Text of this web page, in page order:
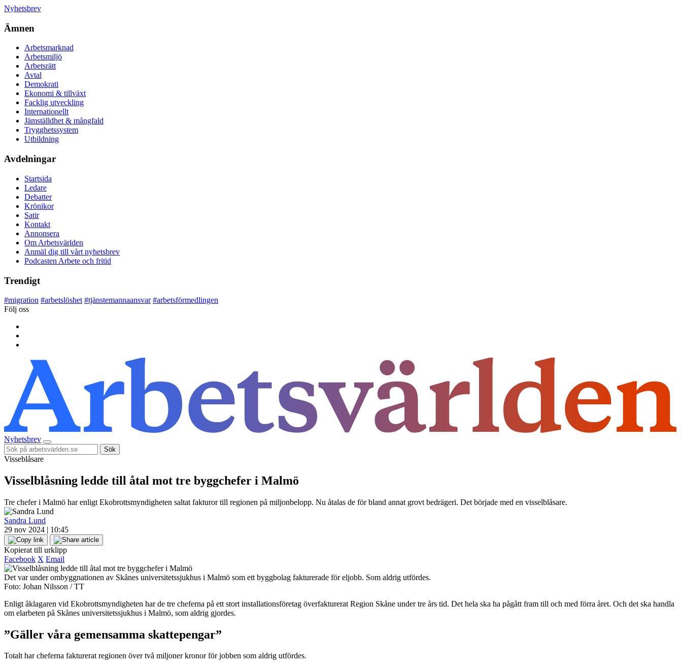
Nyhetsbrev
Ämnen
Arbetsmarknad
Arbetsmiljö
Arbetsrätt
Avtal
Demokrati
Ekonomi & tillväxt
Facklig utveckling
Internationellt
Jämställdhet & mångfald
Trygghetssystem
Utbildning
Avdelningar
Startsida
Ledare
Debatter
Krönikor
Satir
Kontakt
Annonsera
Om Arbetsvärlden
Anmäl dig till vårt nyhetsbrev
Podcasten Arbete och fritid
Trendigt
#migration #arbetslöshet #tjänstemannaansvar #arbetsförmedlingen
Följ oss
Nyhetsbrev
Sök
Visseblåsare
Visselblåsning ledde till åtal mot tre byggchefer i Malmö
Tre chefer i Malmö har enligt Ekobrottsmyndigheten saltat fakturor till regionen på miljonbelopp. Nu åtalas de för bland annat grovt bedrägeri. Det började med en visselblåsare.
Sandra Lund
29 nov 2024 | 10:45
Kopierat till urklipp
Facebook X Email
Det var under ombyggnationen av Skånes universitetssjukhus i Malmö som ett byggbolag fakturerade för eljobb. Som aldrig utfördes.
Foto: Johan Nilsson / TT
Enligt åklagaren vid Ekobrottsmyndigheten har de tre cheferna på ett stort installationsföretag överfakturerat Region Skåne under tre års tid. Det hela ska ha pågått fram till och med förra året. Och det ska handla
om elarbeten på Skånes universitetssjukhus i Malmö, som aldrig gjordes.
”Gäller våra gemensamma skattepengar”
Totalt har cheferna fakturerat regionen över två miljoner kronor för jobben som aldrig utfördes.